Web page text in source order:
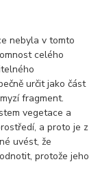
nebyla v tomto
celého
určit jako část
fragment.
vegetace a
a proto je z
uvést, že
protože jeho